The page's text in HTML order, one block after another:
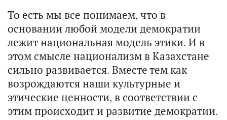
То есть мы все понимаем, что в
основании любой модели демократии
лежит национальная модель этики. И в
этом смысле национализм в Казахстане
сильно развивается. Вместе тем как
возрождаются наши культурные и
этические ценности, в соответствии с
этим происходит и развитие демократии.